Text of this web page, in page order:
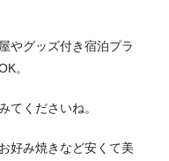
やグッズ付き宿泊プラ
。
てくださいね。
好み焼きなど安くて美